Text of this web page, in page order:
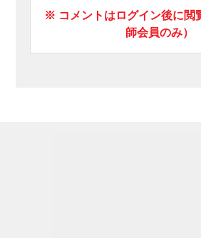
※ コメントはログイン後に閲
師会員のみ）